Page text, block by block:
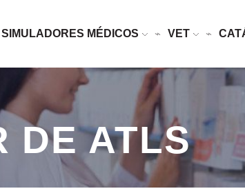
SIMULADORES MÉDICOS VET
DE ATLS